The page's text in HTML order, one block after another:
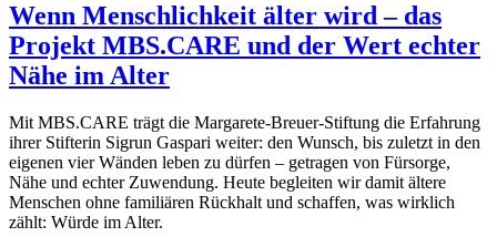
Wenn Menschlichkeit älter wird – das
Projekt MBS.CARE und der Wert echter
Nähe im Alter
Mit MBS.CARE trägt die Margarete-Breuer-Stiftung die Erfahrung
ihrer Stifterin Sigrun Gaspari weiter: den Wunsch, bis zuletzt in den
eigenen vier Wänden leben zu dürfen – getragen von Fürsorge,
Nähe und echter Zuwendung. Heute begleiten wir damit ältere
Menschen ohne familiären Rückhalt und schaffen, was wirklich
zählt: Würde im Alter.